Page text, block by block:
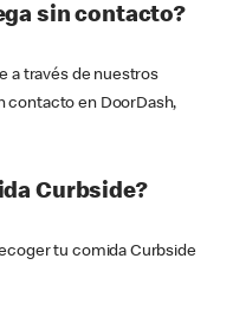
sin contacto?
a través de nuestros
contacto en DoorDash,
Curbside?
tu comida Curbside